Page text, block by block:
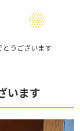
うございます
います